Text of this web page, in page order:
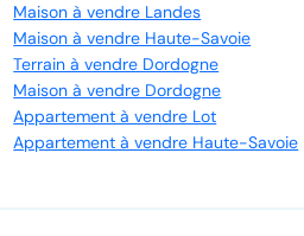
Maison à vendre Landes
Maison à vendre Haute-Savoie
Terrain à vendre Dordogne
Maison à vendre Dordogne
Appartement à vendre Lot
Appartement à vendre Haute-Savoie